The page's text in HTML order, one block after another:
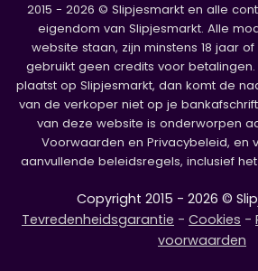
2015 - 2026 © Slipjesmarkt en alle
eigendom van Slipjesmarkt. Alle
website staan, zijn minstens 18 jaar
gebruikt geen credits voor
plaatst op Slipjesmarkt, dan komt de
van de verkoper niet op je
van deze website is onderworpen
Voorwaarden en Privacybeleid, en
aanvullende beleidsregels, inclusief
Copyright 2015 - 2026 ©
Tevredenheidsgarantie - Cookies -
voorwaarden